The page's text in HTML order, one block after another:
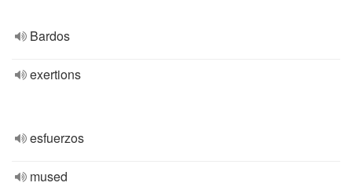
Bardos
exertions
esfuerzos
mused